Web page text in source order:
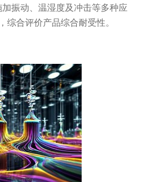
加振动、温湿度及冲击等多种应
合评价产品综合耐受性。